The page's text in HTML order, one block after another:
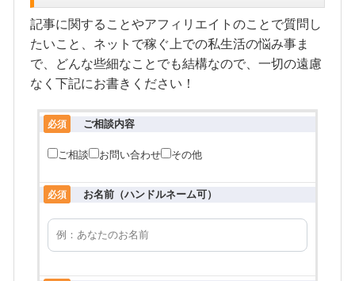
記事に関することやアフィリエイトのことで質問し
たいこと、ネットで稼ぐ上での私生活の悩み事ま
で、どんな些細なことでも結構なので、一切の遠慮
なく下記にお書きください！
必須 ご相談内容
ご相談 お問い合わせ その他
必須 お名前（ハンドルネーム可）